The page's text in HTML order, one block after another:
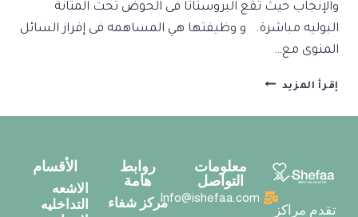
والإنجاب حيث تقع البروستاتا فى الحوض تحت المثانة
البوليه مباشرة. و وظيفتها هي المساهمه فى إفراز السائل
المنوى مع…
إقرأ المزيد
تقدم مراكز
روابط
هامة
مركز شفاء
الأقسام
الاشعه
التداخليه
معلومات
التواصل
Info@ishefaa.com